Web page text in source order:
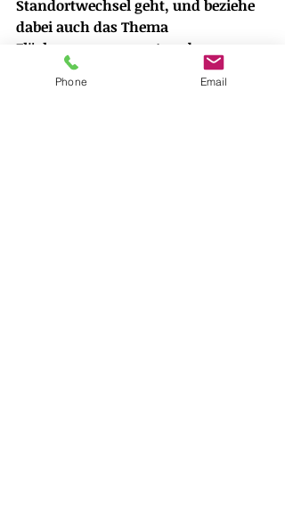
Standortwechsel geht, und beziehe
dabei auch das Thema
Flächenmanagement und
Umzugsplanung mit ein!
Projektmanagement
Umzugsplanung
Phone Email